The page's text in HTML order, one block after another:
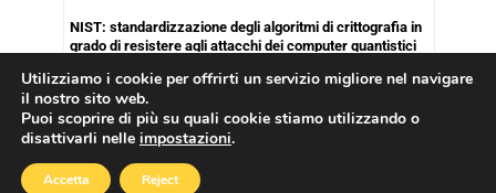
NIST: standardizzazione degli algoritmi di crittografia in
grado di resistere agli attacchi dei computer quantistici
Copyright © 2026
Utilizziamo i cookie per offrirti un servizio migliore nel navigare
il nostro sito web.
Puoi scoprire di più su quali cookie stiamo utilizzando o
disattivarli nelle impostazioni.
Accetta Reject